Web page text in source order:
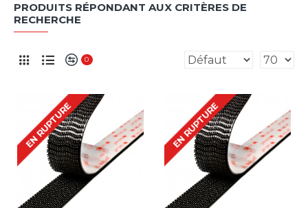
PRODUITS RÉPONDANT AUX CRITÈRES DE
RECHERCHE
0
EN RUPTURE EN RUPTURE